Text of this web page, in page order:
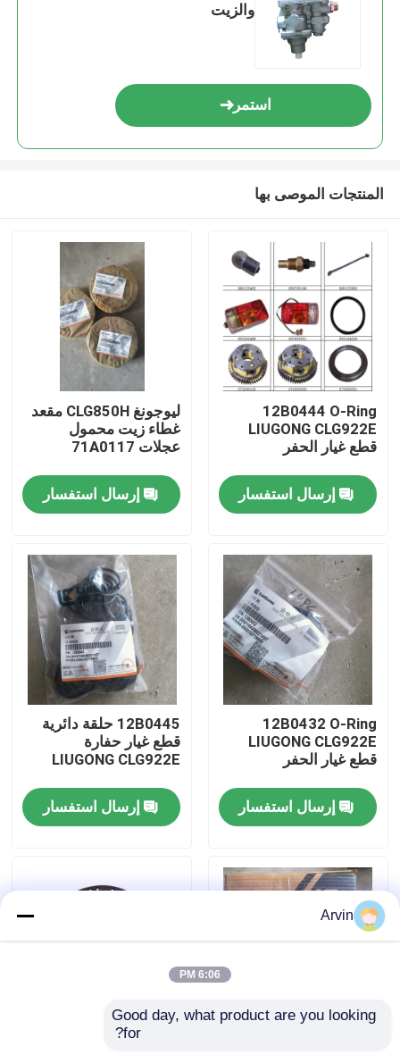
المنتجات
حول بنا
جولة في المعمل
ضبط الجودة
اتصل بنا
أخبار
طلب اقتباس
والزيت
استمر
المنتجات الموصى بها
12B0444 O-Ring
LIUGONG CLG922E
قطع غيار الحفر
إرسال استفسار
ليوجونغ CLG850H مقعد
غطاء زيت محمول
عجلات 71A0117
إرسال استفسار
12B0432 O-Ring
LIUGONG CLG922E
قطع غيار الحفر
إرسال استفسار
12B0445 حلقة دائرية
قطع غيار حفارة
LIUGONG CLG922E
إرسال استفسار
قطع الغيار الأصلية لـ
Arvin
6:06 PM
Good day, what product are you looking
for?